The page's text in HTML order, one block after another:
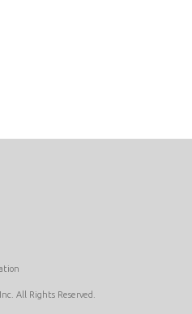
All Rights Reserved.